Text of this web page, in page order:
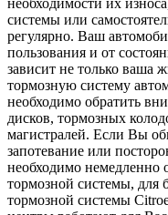
необходимости их
системы или
регулярно. Ваш
пользования и от
зависит не только ваша
тормозную систему
необходимо обратить
дисков, тормозных
магистралей. Если Вы
запотевание или
необходимо немедленно
тормозной системы, для
тормозной системы